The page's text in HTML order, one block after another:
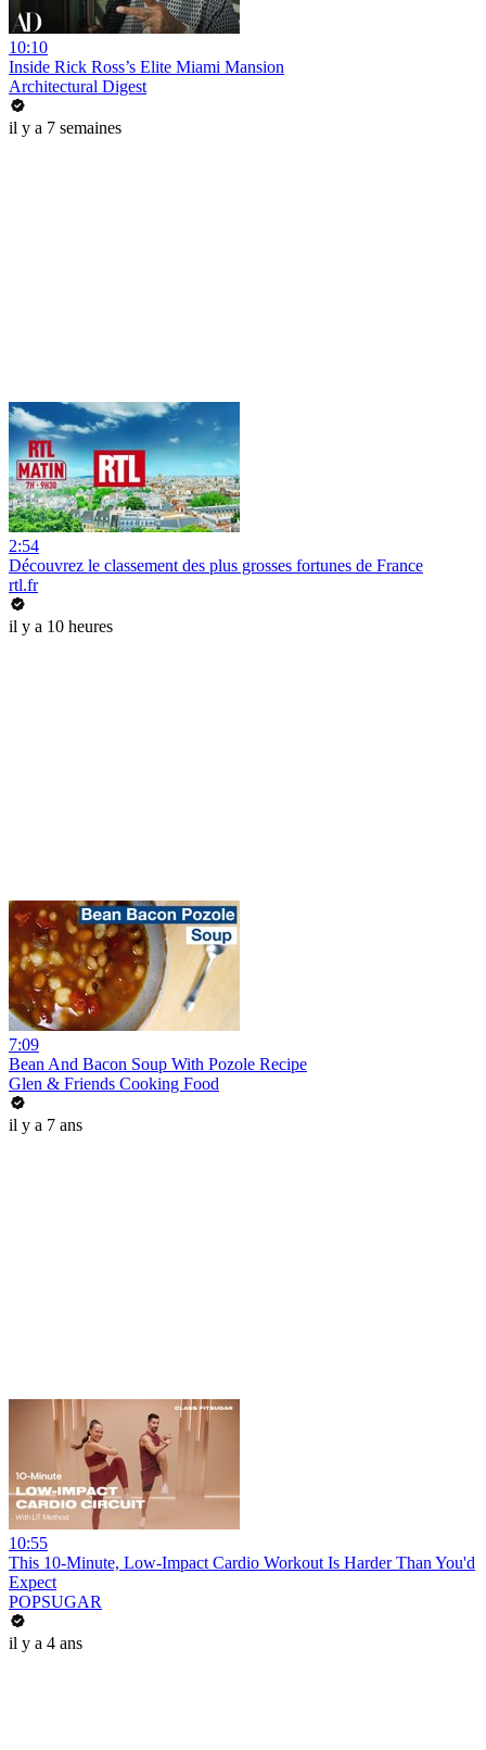
10:10
Inside Rick Ross’s Elite Miami Mansion
Architectural Digest
il y a 7 semaines
2:54
Découvrez le classement des plus grosses fortunes de France
rtl.fr
il y a 10 heures
7:09
Bean And Bacon Soup With Pozole Recipe
Glen & Friends Cooking Food
il y a 7 ans
10:55
This 10-Minute, Low-Impact Cardio Workout Is Harder Than You'd
Expect
POPSUGAR
il y a 4 ans